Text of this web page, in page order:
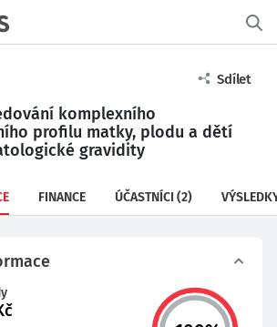
Sdílet
komplexního
profilu matky, plodu a dětí
gravidity
FINANCE ÚČASTNÍCI (2)